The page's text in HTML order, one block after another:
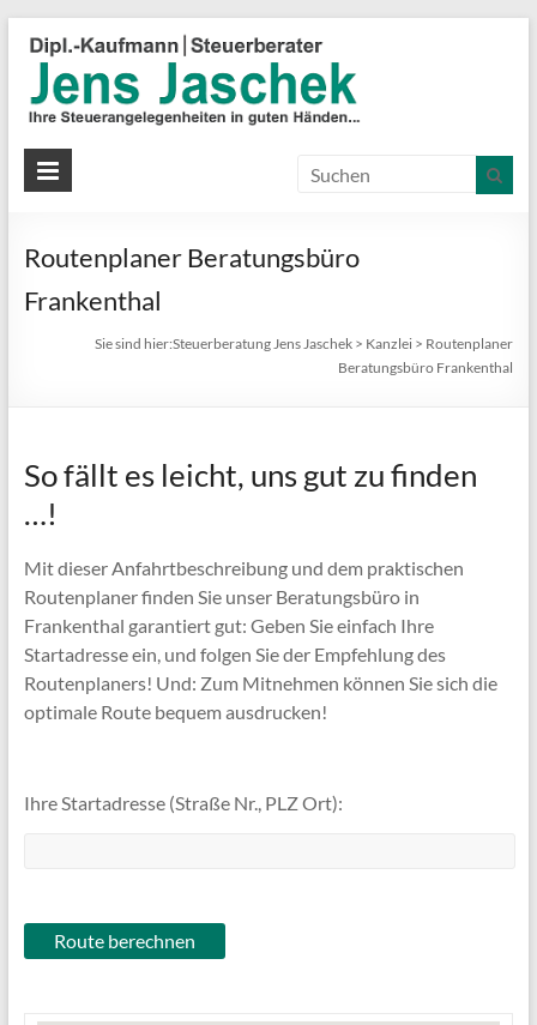
Routenplaner Beratungsbüro
Frankenthal
Sie sind hier:Steuerberatung Jens Jaschek > Kanzlei > Routenplaner
Beratungsbüro Frankenthal
So fällt es leicht, uns gut zu finden
…!
Mit dieser Anfahrtbeschreibung und dem praktischen
Routenplaner finden Sie unser Beratungsbüro in
Frankenthal garantiert gut: Geben Sie einfach Ihre
Startadresse ein, und folgen Sie der Empfehlung des
Routenplaners! Und: Zum Mitnehmen können Sie sich die
optimale Route bequem ausdrucken!
Ihre Startadresse (Straße Nr., PLZ Ort):